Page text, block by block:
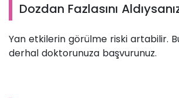
Dozdan Fazlasını
Yan etkilerin görülme riski artabilir.
derhal doktorunuza başvurunuz.